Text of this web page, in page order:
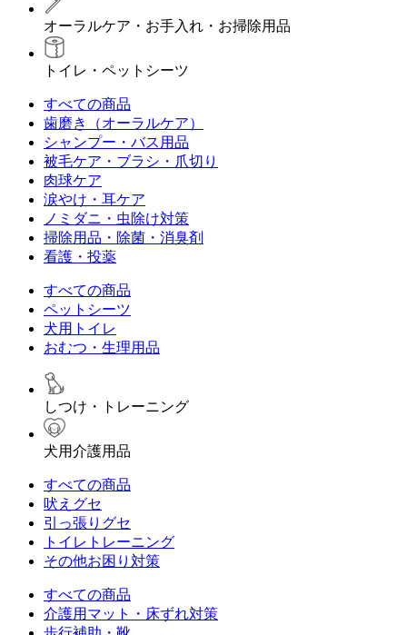
オーラルケア・お手入れ・お掃除用品
トイレ・ペットシーツ
すべての商品
歯磨き（オーラルケア）
シャンプー・バス用品
被毛ケア・ブラシ・爪切り
肉球ケア
涙やけ・耳ケア
ノミダニ・虫除け対策
掃除用品・除菌・消臭剤
看護・投薬
すべての商品
ペットシーツ
犬用トイレ
おむつ・生理用品
しつけ・トレーニング
犬用介護用品
すべての商品
吠えグセ
引っ張りグセ
トイレトレーニング
その他お困り対策
すべての商品
介護用マット・床ずれ対策